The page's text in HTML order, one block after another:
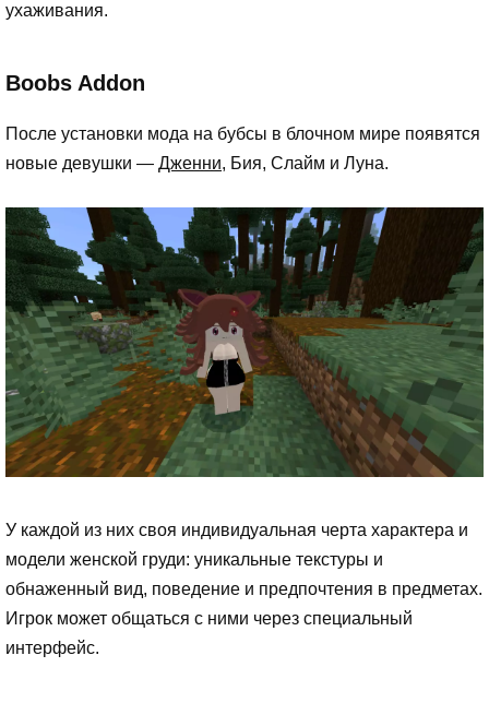
ухаживания.
Boobs Addon
После установки мода на бубсы в блочном мире появятся
новые девушки — Дженни, Бия, Слайм и Луна.
У каждой из них своя индивидуальная черта характера и
модели женской груди: уникальные текстуры и
обнаженный вид, поведение и предпочтения в предметах.
Игрок может общаться с ними через специальный
интерфейс.